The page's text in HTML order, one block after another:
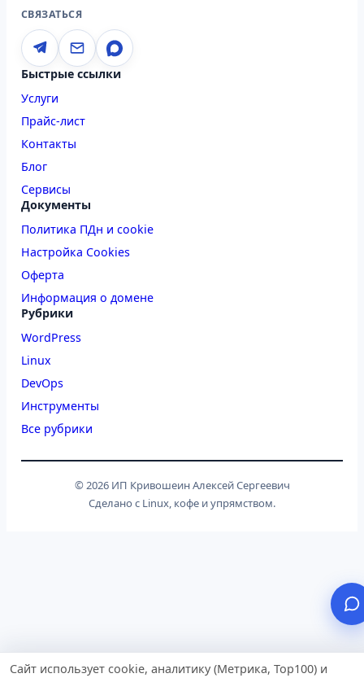
СВЯЗАТЬСЯ
Быстрые ссылки
Услуги
Прайс-лист
Контакты
Блог
Сервисы
Документы
Политика ПДн и cookie
Настройка Cookies
Оферта
Информация о домене
Рубрики
WordPress
Linux
DevOps
Инструменты
Все рубрики
© 2026 ИП Кривошеин Алексей Сергеевич
Сделано с Linux, кофе и упрямством.
Сайт использует cookie, аналитику (Метрика, Top100) и